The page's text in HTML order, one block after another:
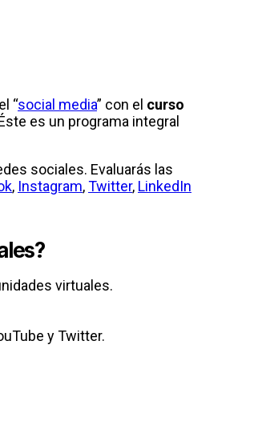
“social media” con el curso
es un programa integral
sociales. Evaluarás las
, Instagram,Twitter, LinkedIn
virtuales.
y Twitter.